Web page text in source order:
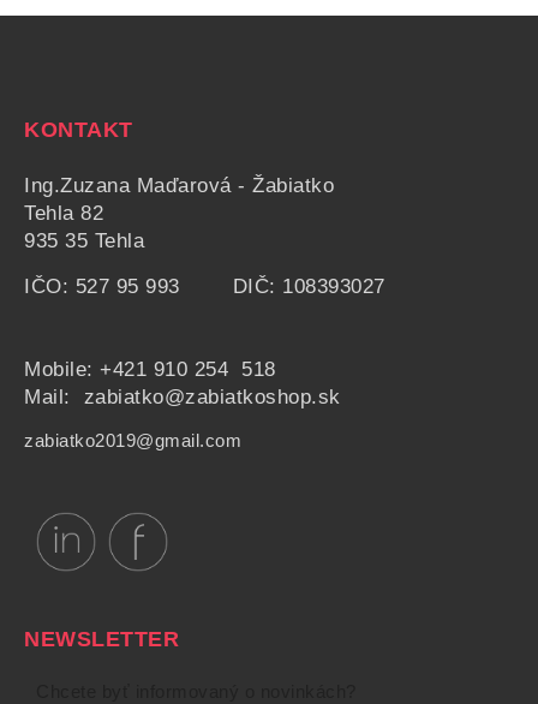
KONTAKT
Ing.Zuzana Maďarová - Žabiatko
Tehla 82
935 35 Tehla
IČO: 527 95 993 DIČ: 108393027
Mobile: +421 910 254 518
Mail: zabiatko@zabiatkoshop.sk
zabiatko2019@gmail.com
NEWSLETTER